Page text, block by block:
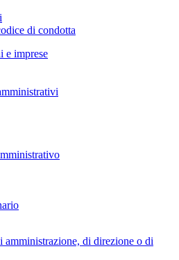
di condotta
e imprese
di direzione o di